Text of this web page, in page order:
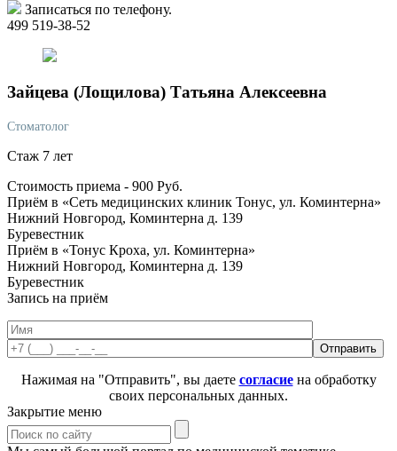
Записаться по телефону.
499 519-38-52
Зайцева (Лощилова) Татьяна Алексеевна
Стоматолог
Стаж 7 лет
Стоимость приема - 900 Руб.
Приём в «Сеть медицинских клиник Тонус, ул. Коминтерна»
Нижний Новгород, Коминтерна д. 139
Буревестник
Приём в «Тонус Кроха, ул. Коминтерна»
Нижний Новгород, Коминтерна д. 139
Буревестник
Запись на приём
Нажимая на "Отправить", вы даете согласиена обработку
своих персональных данных.
Закрытие меню